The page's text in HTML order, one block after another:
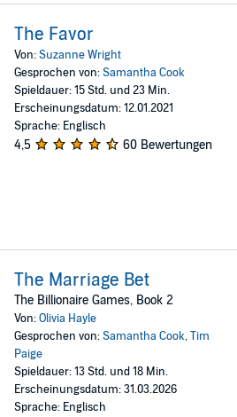
The Favor
Von:Suzanne Wright
Gesprochen von:Samantha Cook
Spieldauer: 15 Std. und 23 Min.
Erscheinungsdatum: 12.01.2021
Sprache: Englisch
4,5 60 Bewertungen
The Marriage Bet
The Billionaire Games, Book 2
Von:Olivia Hayle
Gesprochen von:Samantha Cook,Tim
Paige
Spieldauer: 13 Std. und 18 Min.
Erscheinungsdatum: 31.03.2026
Sprache: Englisch